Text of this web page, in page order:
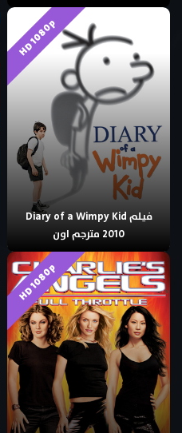
HD 1080p
فيلم Diary of a Wimpy Kid
2010 مترجم اون
HD 1080p